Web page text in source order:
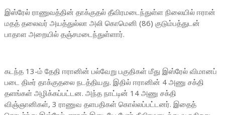
இஸ்ரேல் ராணுவத்தின் தாக்குதல் தீவிரமடைந்துள்ள நிலையில் ஈரான்
மதத் தலைவர் அயத்துல்லா அலி கொமெனி (86) குடும்பத்துடன்
பாதாள அறையில் தஞ்சமடைந்துள்ளார்.
கடந்த 13-ம் தேதி ஈரானின் பல்வேறு பகுதிகள் மீது இஸ்ரேல் விமானப்
படை திடீர் தாக்குதலை நடத்தியது. இதில் ஈரானின் 4 அணு சக்தி
தளங்கள் அழிக்கப்பட்டன. அந்த நாட்டின் 14 அணு சக்தி
விஞ்ஞானிகள், 3 ராணுவ தளபதிகள் கொல்லப்பட்டனர். இதைத்